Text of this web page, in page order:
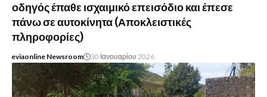
οδηγός έπαθε ισχαιμικό επεισόδιο και έπεσε
πάνω σε αυτοκίνητα (Αποκλειστικές
πληροφορίες)
eviaonline Newsroom 30 Ιανουαρίου 2026